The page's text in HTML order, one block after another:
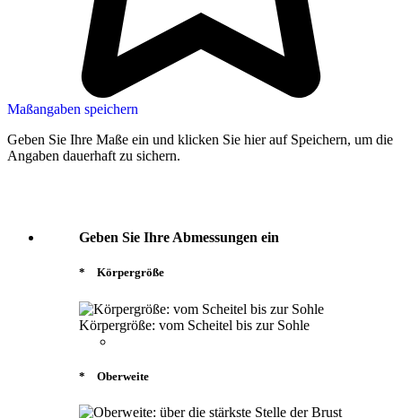
Maßangaben speichern
Geben Sie Ihre Maße ein und klicken Sie hier auf Speichern, um die
Angaben dauerhaft zu sichern.
Geben Sie Ihre Abmessungen ein
* Körpergröße
Körpergröße: vom Scheitel bis zur Sohle
* Oberweite